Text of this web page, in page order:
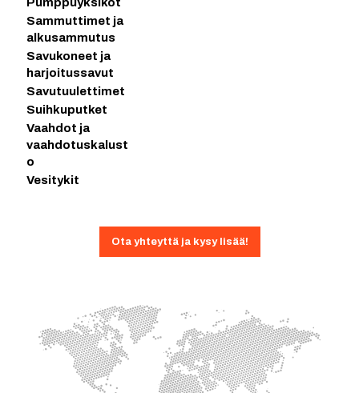
Pumppuyksiköt
Sammuttimet ja
alkusammutus
Savukoneet ja
harjoitussavut
Savutuulettimet
Suihkuputket
Vaahdot ja
vaahdotuskalust
o
Vesitykit
Ota yhteyttä ja kysy lisää!